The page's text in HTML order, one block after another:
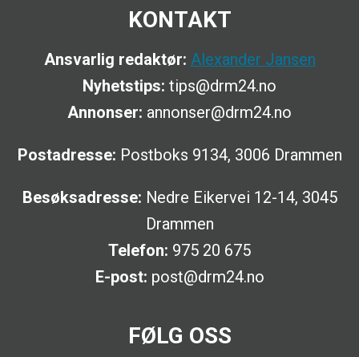
KONTAKT
Ansvarlig redaktør: Alexander Jansen
Nyhetstips: tips@drm24.no
Annonser: annonser@drm24.no
Postadresse: Postboks 9134, 3006 Drammen
Besøksadresse: Nedre Eikervei 12-14, 3045
Drammen
Telefon: 975 20 675
E-post: post@drm24.no
FØLG OSS